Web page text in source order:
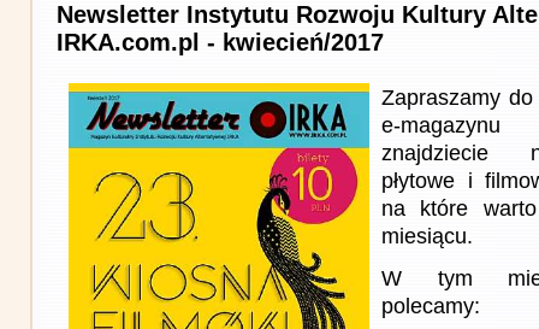
Newsletter Instytutu Rozwoju Kultury
IRKA.com.pl - kwiecień/2017
Zapraszamy
e-
znajdziecie
płytowe i
na które
miesiącu.
W tym
polecamy: